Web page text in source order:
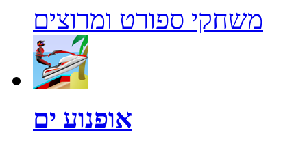
משחקי ספורט ומרוצים
אופנוע ים